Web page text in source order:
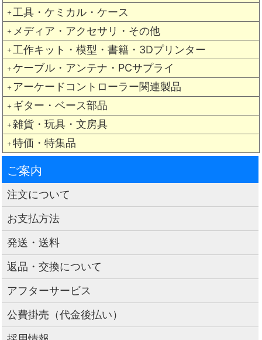
＋ 工具・ケミカル・ケース
＋ メディア・アクセサリ・その他
＋ 工作キット・模型・書籍・3Dプリンター
＋ ケーブル・アンテナ・PCサプライ
＋ アーケードコントローラー関連製品
＋ ギター・ベース部品
＋ 雑貨・玩具・文房具
＋ 特価・特集品
ご案内
注文について
お支払方法
発送・送料
返品・交換について
アフターサービス
公費掛売（代金後払い）